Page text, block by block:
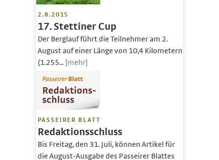
2.8.2015
17. Stettiner Cup
Der Berglauf führt die Teilnehmer am 2.
August auf einer Länge von 10,4 Kilometern
(1.255... [mehr]
PASSEIRER BLATT
Redaktionsschluss
Bis Freitag, den 31. Juli, können Artikel für
die August-Ausgabe des Passeirer Blattes